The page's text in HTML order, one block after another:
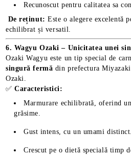
Recunoscut pentru calitatea sa
De reținut: Este o alegere excelentă
echilibrat și versatil.
6. Wagyu Ozaki – Unicitatea unei
Ozaki Wagyu este un tip special de
singură fermă din prefectura
Ozaki.
✅Caracteristici:
Marmurare echilibrată, oferind
grăsime.
Gust intens, cu un umami distinct.
Crescut pe o dietă specială timp